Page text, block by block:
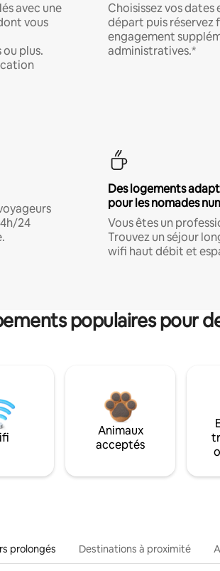
avec une
vous
plus.
Choisissez vos
départ puis réservez
engagement
administratives.*
24
Des logements
pour les nomades
Vous êtes un
Trouvez un séjour
wifi haut débit et
populaires pour
Animaux
acceptés
prolongés Destinations à proximité